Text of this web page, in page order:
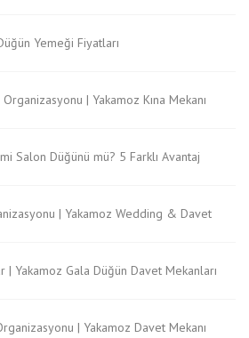
Yemeği Fiyatları
| Yakamoz Kına Mekanı
Salon Düğünü mü? 5 Farklı Avantaj
| Yakamoz Wedding & Davet
| Yakamoz Gala Düğün Davet Mekanları
| Yakamoz Davet Mekanı